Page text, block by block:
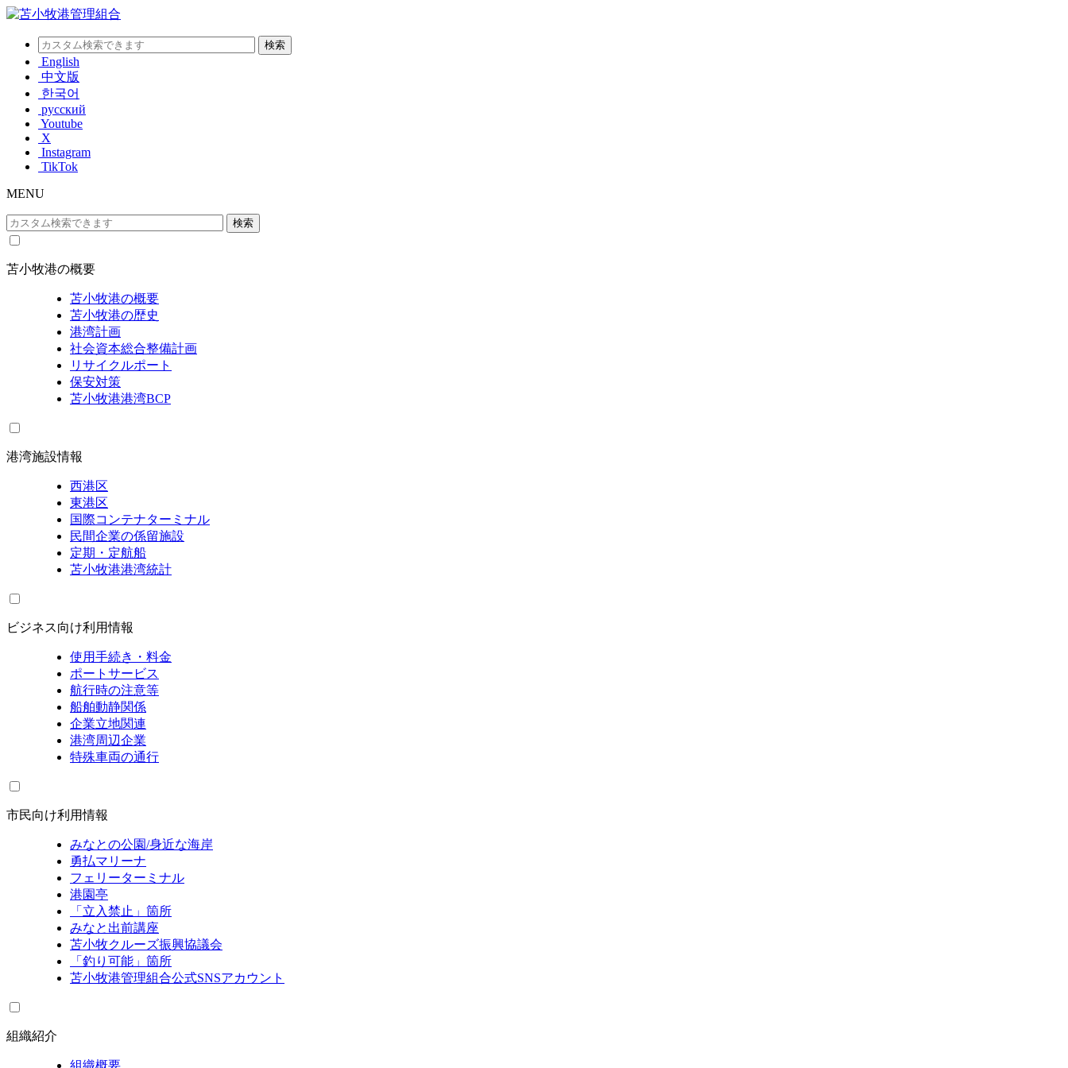
English
中文版
한국어
русский
Youtube
X
Instagram
TikTok
MENU
苫小牧港の概要
苫小牧港の概要
苫小牧港の歴史
港湾計画
社会資本総合整備計画
リサイクルポート
保安対策
苫小牧港港湾BCP
港湾施設情報
西港区
東港区
国際コンテナターミナル
民間企業の係留施設
定期・定航船
苫小牧港港湾統計
ビジネス向け利用情報
使用手続き・料金
ポートサービス
航行時の注意等
船舶動静関係
企業立地関連
港湾周辺企業
特殊車両の通行
市民向け利用情報
みなとの公園/身近な海岸
勇払マリーナ
フェリーターミナル
港園亭
「立入禁止」箇所
みなと出前講座
苫小牧クルーズ振興協議会
「釣り可能」箇所
苫小牧港管理組合公式SNSアカウント
組織紹介
組織概要